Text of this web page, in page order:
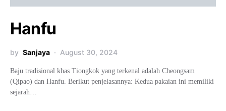
Hanfu
by Sanjaya August 30, 2024
Baju tradisional khas Tiongkok yang terkenal adalah Cheongsam
(Qipao) dan Hanfu. Berikut penjelasannya: Kedua pakaian ini memiliki
sejarah…